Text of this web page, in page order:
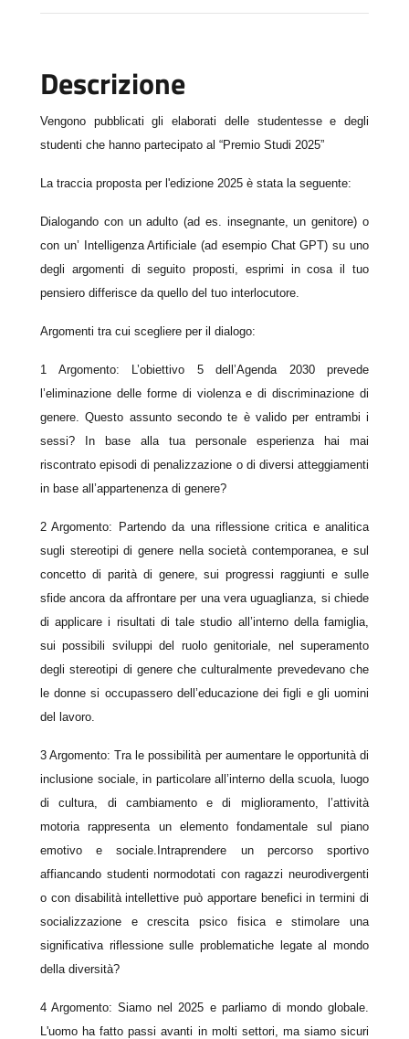
Descrizione
Vengono pubblicati gli elaborati delle studentesse e degli
studenti che hanno partecipato al “Premio Studi 2025”
La traccia proposta per l'edizione 2025 è stata la seguente:
Dialogando con un adulto (ad es. insegnante, un genitore) o
con un’ Intelligenza Artificiale (ad esempio Chat GPT) su uno
degli argomenti di seguito proposti, esprimi in cosa il tuo
pensiero differisce da quello del tuo interlocutore.
Argomenti tra cui scegliere per il dialogo:
1 Argomento: L’obiettivo 5 dell’Agenda 2030 prevede
l’eliminazione delle forme di violenza e di discriminazione di
genere. Questo assunto secondo te è valido per entrambi i
sessi? In base alla tua personale esperienza hai mai
riscontrato episodi di penalizzazione o di diversi atteggiamenti
in base all’appartenenza di genere?
2 Argomento: Partendo da una riflessione critica e analitica
sugli stereotipi di genere nella società contemporanea, e sul
concetto di parità di genere, sui progressi raggiunti e sulle
sfide ancora da affrontare per una vera uguaglianza, si chiede
di applicare i risultati di tale studio all’interno della famiglia,
sui possibili sviluppi del ruolo genitoriale, nel superamento
degli stereotipi di genere che culturalmente prevedevano che
le donne si occupassero dell’educazione dei figli e gli uomini
del lavoro.
3 Argomento:Tra le possibilità per aumentare le opportunità di
inclusione sociale, in particolare all’interno della scuola, luogo
di cultura, di cambiamento e di miglioramento, l’attività
motoria rappresenta un elemento fondamentale sul piano
emotivo e sociale. Intraprendere un percorso sportivo
affiancando studenti normodotati con ragazzi neurodivergenti
o con disabilità intellettive può apportare benefici in termini di
socializzazione e crescita psico fisica e stimolare una
significativa riflessione sulle problematiche legate al mondo
della diversità?
4 Argomento:Siamo nel 2025 e parliamo di mondo globale.
L'uomo ha fatto passi avanti in molti settori, ma siamo sicuri